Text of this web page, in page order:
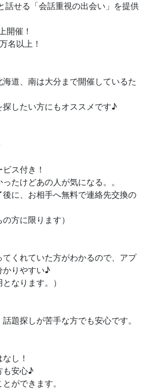
話せる「会話重視の出会い」を提供
開催！
名以上！
道、南は大分まで開催しているた
したい方にもオススメです♪
ス付き！
たけどあの人が気になる。。
に、お相手へ無料で連絡先交換の
方に限ります）
くれていた方がわかるので、アプ
かりやすい♪
なります。）
題探しが苦手な方でも安心です。
し！
も安心♪
ができます。